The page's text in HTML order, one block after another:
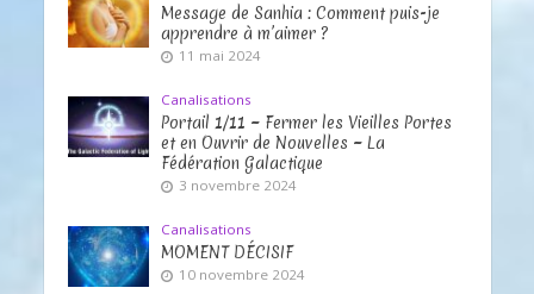
Message de Sanhia : Comment puis-je
apprendre à m’aimer ?
11 mai 2024
Canalisations
Portail 1/11 ~ Fermer les Vieilles Portes
et en Ouvrir de Nouvelles ~ La
Fédération Galactique
3 novembre 2024
Canalisations
MOMENT DÉCISIF
10 novembre 2024